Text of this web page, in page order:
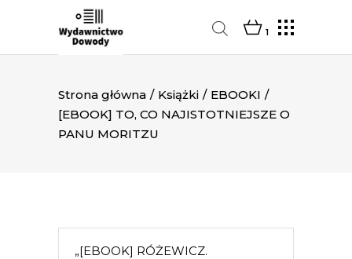
1
Strona główna / Książki / EBOOKI /
[EBOOK] TO, CO NAJISTOTNIEJSZE O
PANU MORITZU
„[EBOOK] RÓŻEWICZ.